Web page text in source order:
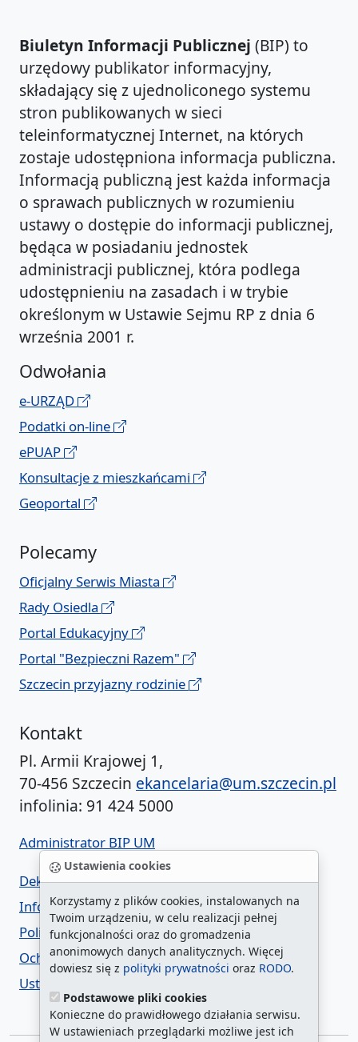
Ustawienia cookies
Korzystamy z plików cookies, instalowanych na
Twoim urządzeniu, w celu realizacji pełnej
funkcjonalności oraz do gromadzenia
anonimowych danych analitycznych. Więcej
dowiesz się z polityki prywatności oraz RODO.
Podstawowe pliki cookies
Konieczne do prawidłowego działania serwisu.
W ustawieniach przeglądarki możliwe jest ich
Biuletyn Informacji Publicznej (BIP) to
urzędowy publikator informacyjny,
składający się z ujednoliconego systemu
stron publikowanych w sieci
teleinformatycznej Internet, na których
zostaje udostępniona informacja publiczna.
Informacją publiczną jest każda informacja
o sprawach publicznych w rozumieniu
ustawy o dostępie do informacji publicznej,
będąca w posiadaniu jednostek
administracji publicznej, która podlega
udostępnieniu na zasadach i w trybie
określonym w Ustawie Sejmu RP z dnia 6
września 2001 r.
Odwołania
e-URZĄD
Podatki on-line
ePUAP
Konsultacje z mieszkańcami
Geoportal
Polecamy
Oficjalny Serwis Miasta
Rady Osiedla
Portal Edukacyjny
Portal "Bezpieczni Razem"
Szczecin przyjazny rodzinie
Kontakt
Pl. Armii Krajowej 1,
70-456 Szczecin ekancelaria@um.szczecin.pl
infolinia: 91 424 5000
Administrator BIP UM
Deklaracja dostępności
Informacja o urzędzie w ETR
Polityka prywatności
Ochrona danych osobowych
Ustawienia cookies